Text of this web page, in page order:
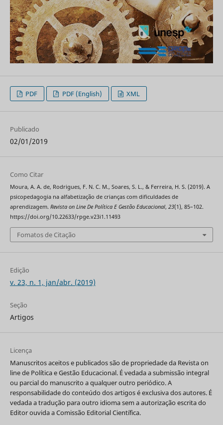
PDF PDF (English) XML
Publicado
02/01/2019
Como Citar
Moura, A. A. de, Rodrigues, F. N. C. M., Soares, S. L., & Ferreira, H. S. (2019). A
psicopedagogia na alfabetização de crianças com dificuldades de
aprendizagem. Revista on Line De Política E Gestão Educacional, 23(1), 85–102.
https://doi.org/10.22633/rpge.v23i1.11493
Fomatos de Citação
Edição
v. 23, n. 1, jan/abr. (2019)
Seção
Artigos
Licença
Manuscritos aceitos e publicados são de propriedade da Revista on
line de Política e Gestão Educacional. É vedada a submissão integral
ou parcial do manuscrito a qualquer outro periódico. A
responsabilidade do conteúdo dos artigos é exclusiva dos autores. É
vedada a tradução para outro idioma sem a autorização escrita do
Editor ouvida a Comissão Editorial Científica.